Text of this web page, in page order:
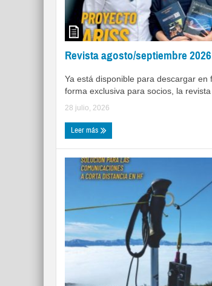
Revista agosto/septiembre
Ya está disponible para descargar en
forma exclusiva para socios, la revista
28 julio, 2026
Leer más